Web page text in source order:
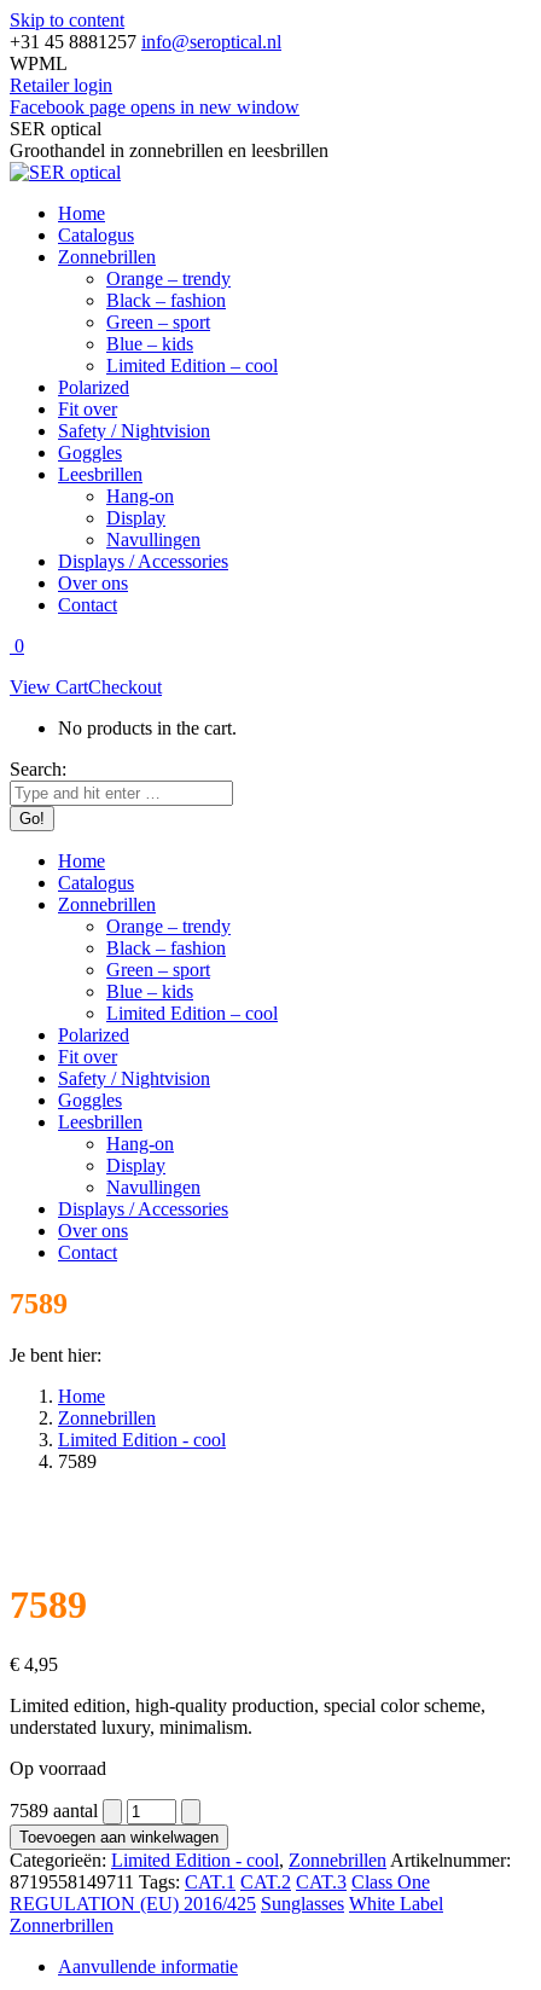
Skip to content
+31 45 8881257 info@seroptical.nl
WPML
Retailer login
Facebook page opens in new window
SER optical
Groothandel in zonnebrillen en leesbrillen
Home
Catalogus
Zonnebrillen
Orange – trendy
Black – fashion
Green – sport
Blue – kids
Limited Edition – cool
Polarized
Fit over
Safety / Nightvision
Goggles
Leesbrillen
Hang-on
Display
Navullingen
Displays / Accessories
Over ons
Contact
0
View CartCheckout
No products in the cart.
Search:
Home
Catalogus
Zonnebrillen
Orange – trendy
Black – fashion
Green – sport
Blue – kids
Limited Edition – cool
Polarized
Fit over
Safety / Nightvision
Goggles
Leesbrillen
Hang-on
Display
Navullingen
Displays / Accessories
Over ons
Contact
7589
Je bent hier:
Home
Zonnebrillen
Limited Edition - cool
7589
7589
€ 4,95
Limited edition, high-quality production, special color scheme,
understated luxury, minimalism.
Op voorraad
7589 aantal
Toevoegen aan winkelwagen
Categorieën: Limited Edition - cool, Zonnebrillen Artikelnummer:
8719558149711 Tags: CAT.1 CAT.2 CAT.3 Class One
REGULATION (EU) 2016/425 Sunglasses White Label
Zonnerbrillen
Aanvullende informatie